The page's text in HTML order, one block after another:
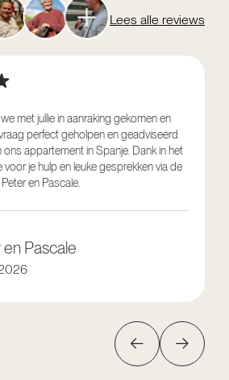
Lees alle reviews
met jullie in aanraking gekomen en
perfect geholpen en geadviseerd
ons appartement in Spanje. Dank in het
voor je hulp en leuke gesprekken via de
en Pascale.
Pascale